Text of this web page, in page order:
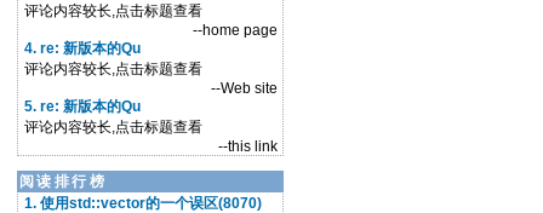
评论内容较长,点击标题查看
--home page
4. re: 新版本的Qu
评论内容较长,点击标题查看
--Web site
5. re: 新版本的Qu
评论内容较长,点击标题查看
--this link
阅读排行榜
1. 使用std::vector的一个误区(8070)